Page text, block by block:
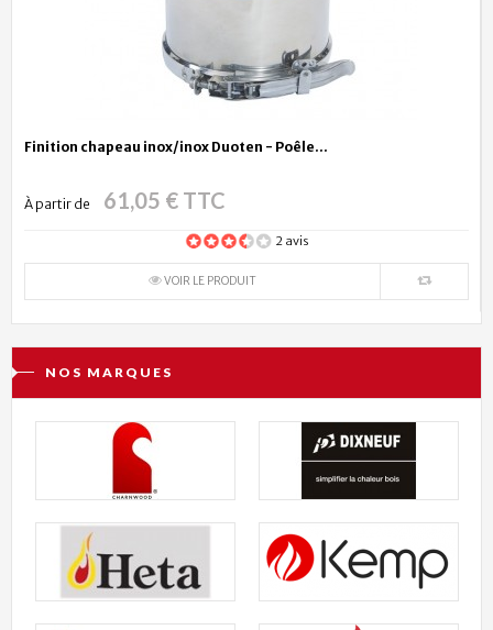
Finition chapeau inox/inox Duoten - Poêle...
À partir de 61,05 € TTC
2 avis
VOIR LE PRODUIT
NOS MARQUES